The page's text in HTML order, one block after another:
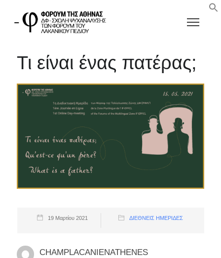
Τι είναι ένας πατέρας;
19 Μαρτίου 2021 ΔΙΕΘΝΕΊΣ ΗΜΕΡΊΔΕΣ
CHAMPLACANIENATHENES